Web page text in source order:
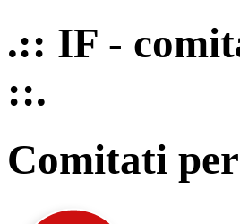
.:: IF -
::.
Comitati